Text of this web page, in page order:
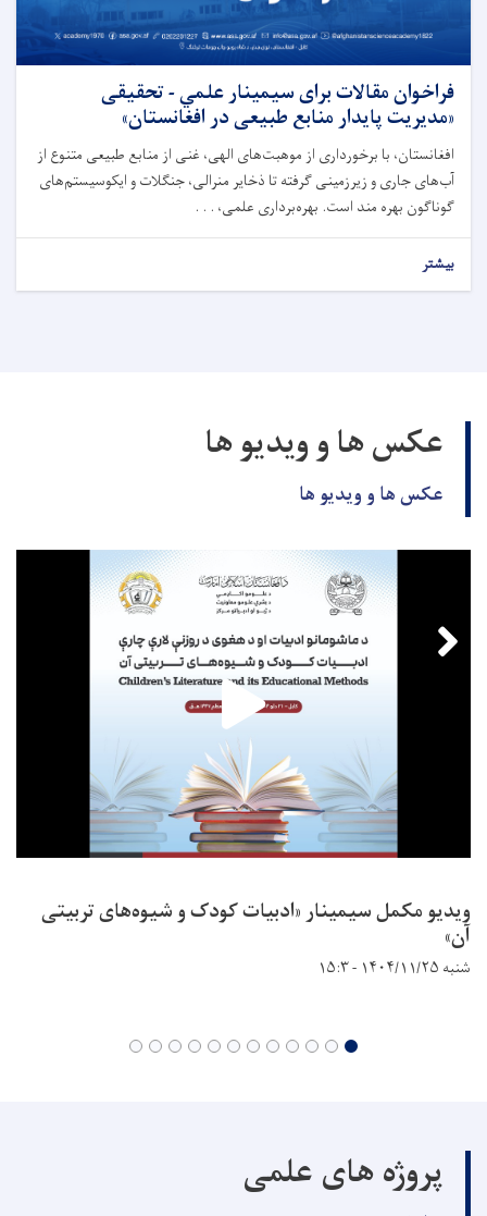
فراخوان مقالات برای سیمینار علمي - تحقیقی
«مدیریت پایدار منابع طبیعی در افغانستان»
افغانستان، با برخورداری از موهبت‌های الهی، غنی از منابع طبیعی متنوع از
آب‌های جاری و زیرزمینی گرفته تا ذخایر منرالی، جنگلات و ايکوسیستم‌های
گوناگون بهره مند است. بهره‌برداری علمی، . . .
بیشتر
عکس ها و ویدیو ها
عکس ها و ویدیو ها
ویدیو مکمل سیمینار «ادبیات کودک و شیوه‌های تربیتی
آن»
شنبه ۱۴۰۴/۱۱/۲۵ - ۱۵:۳
پروژه های علمی